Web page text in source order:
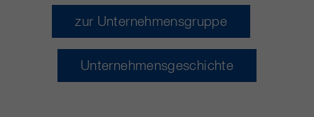
zur Unternehmensgruppe
Unternehmensgeschichte